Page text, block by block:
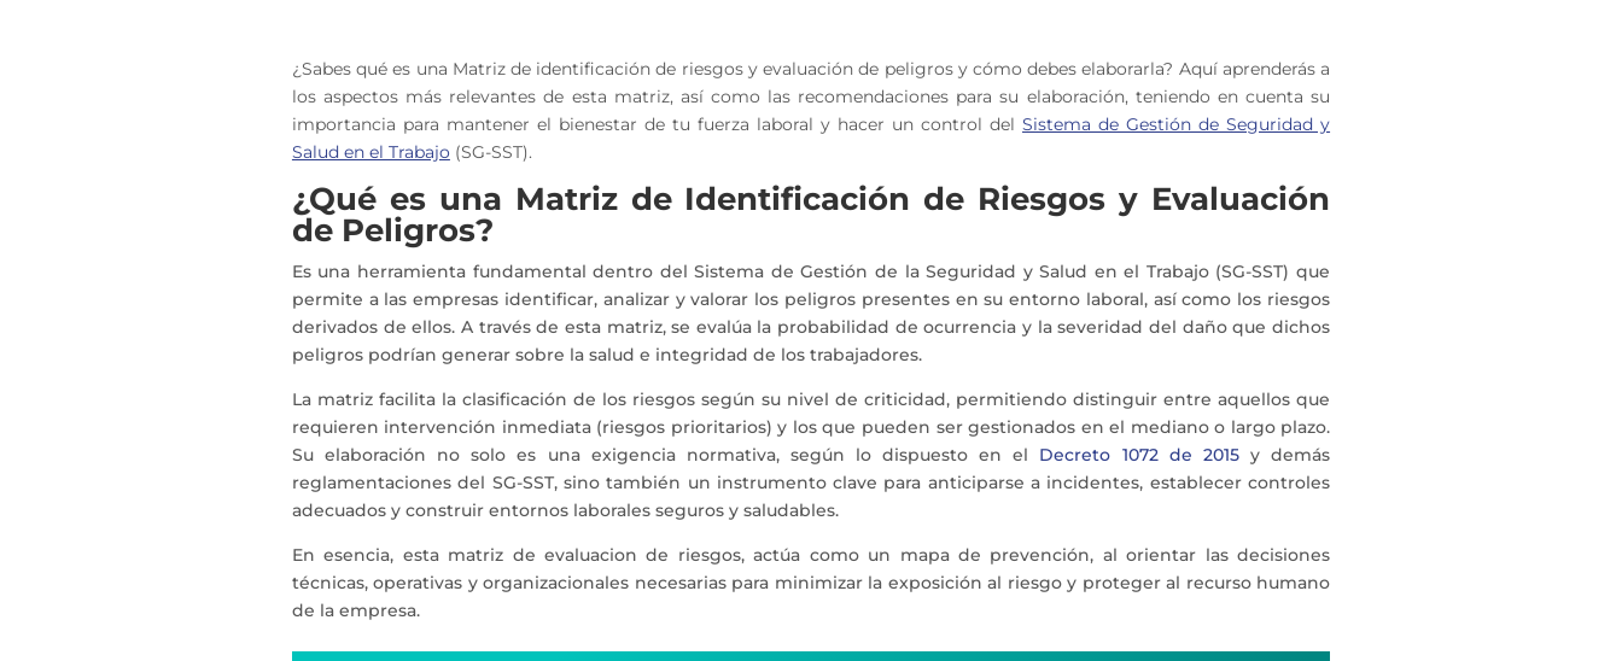
¿Sabes qué es una Matriz de identificación de riesgos y evaluación de peligros y cómo debes elaborarla? Aquí aprenderás a
los aspectos más relevantes de esta matriz, así como las recomendaciones para su elaboración, teniendo en cuenta su
importancia para mantener el bienestar de tu fuerza laboral y hacer un control delSistema de Gestión de Seguridad y
Salud en el Trabajo (SG-SST).
¿Qué es una Matriz de Identificación de Riesgos y Evaluación
de Peligros?
Es una herramienta fundamental dentro del Sistema de Gestión de la Seguridad y Salud en el Trabajo (SG-SST) que
permite a las empresas identificar, analizar y valorar los peligros presentes en su entorno laboral, así como los riesgos
derivados de ellos. A través de esta matriz, se evalúa la probabilidad de ocurrencia y la severidad del daño que dichos
peligros podrían generar sobre la salud e integridad de los trabajadores.
La matriz facilita la clasificación de los riesgos según su nivel de criticidad, permitiendo distinguir entre aquellos que
requieren intervención inmediata (riesgos prioritarios) y los que pueden ser gestionados en el mediano o largo plazo.
Su elaboración no solo es una exigencia normativa, según lo dispuesto en el Decreto 1072 de 2015y demás
reglamentaciones del SG-SST, sino también un instrumento clave para anticiparse a incidentes, establecer controles
adecuados y construir entornos laborales seguros y saludables.
En esencia, esta matriz de evaluacion de riesgos, actúa como un mapa de prevención, al orientar las decisiones
técnicas, operativas y organizacionales necesarias para minimizar la exposición al riesgo y proteger al recurso humano
de la empresa.